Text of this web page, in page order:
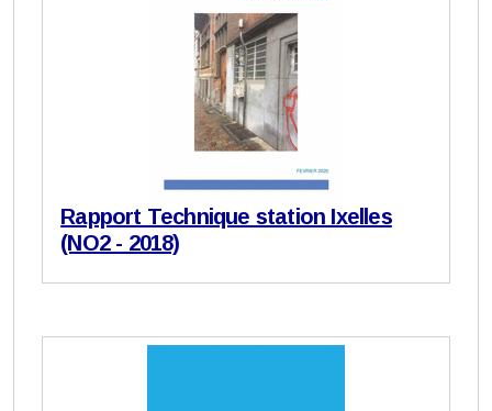
Rapport Technique station Ixelles
(NO2 - 2018)